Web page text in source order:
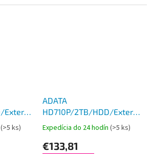
Externý/2.5''/
(>5 ks)
ADATA
HD710P/2TB/HDD/Externý/
Žltá/3R
Expedícia do 24 hodín (>5 ks)
€133,81